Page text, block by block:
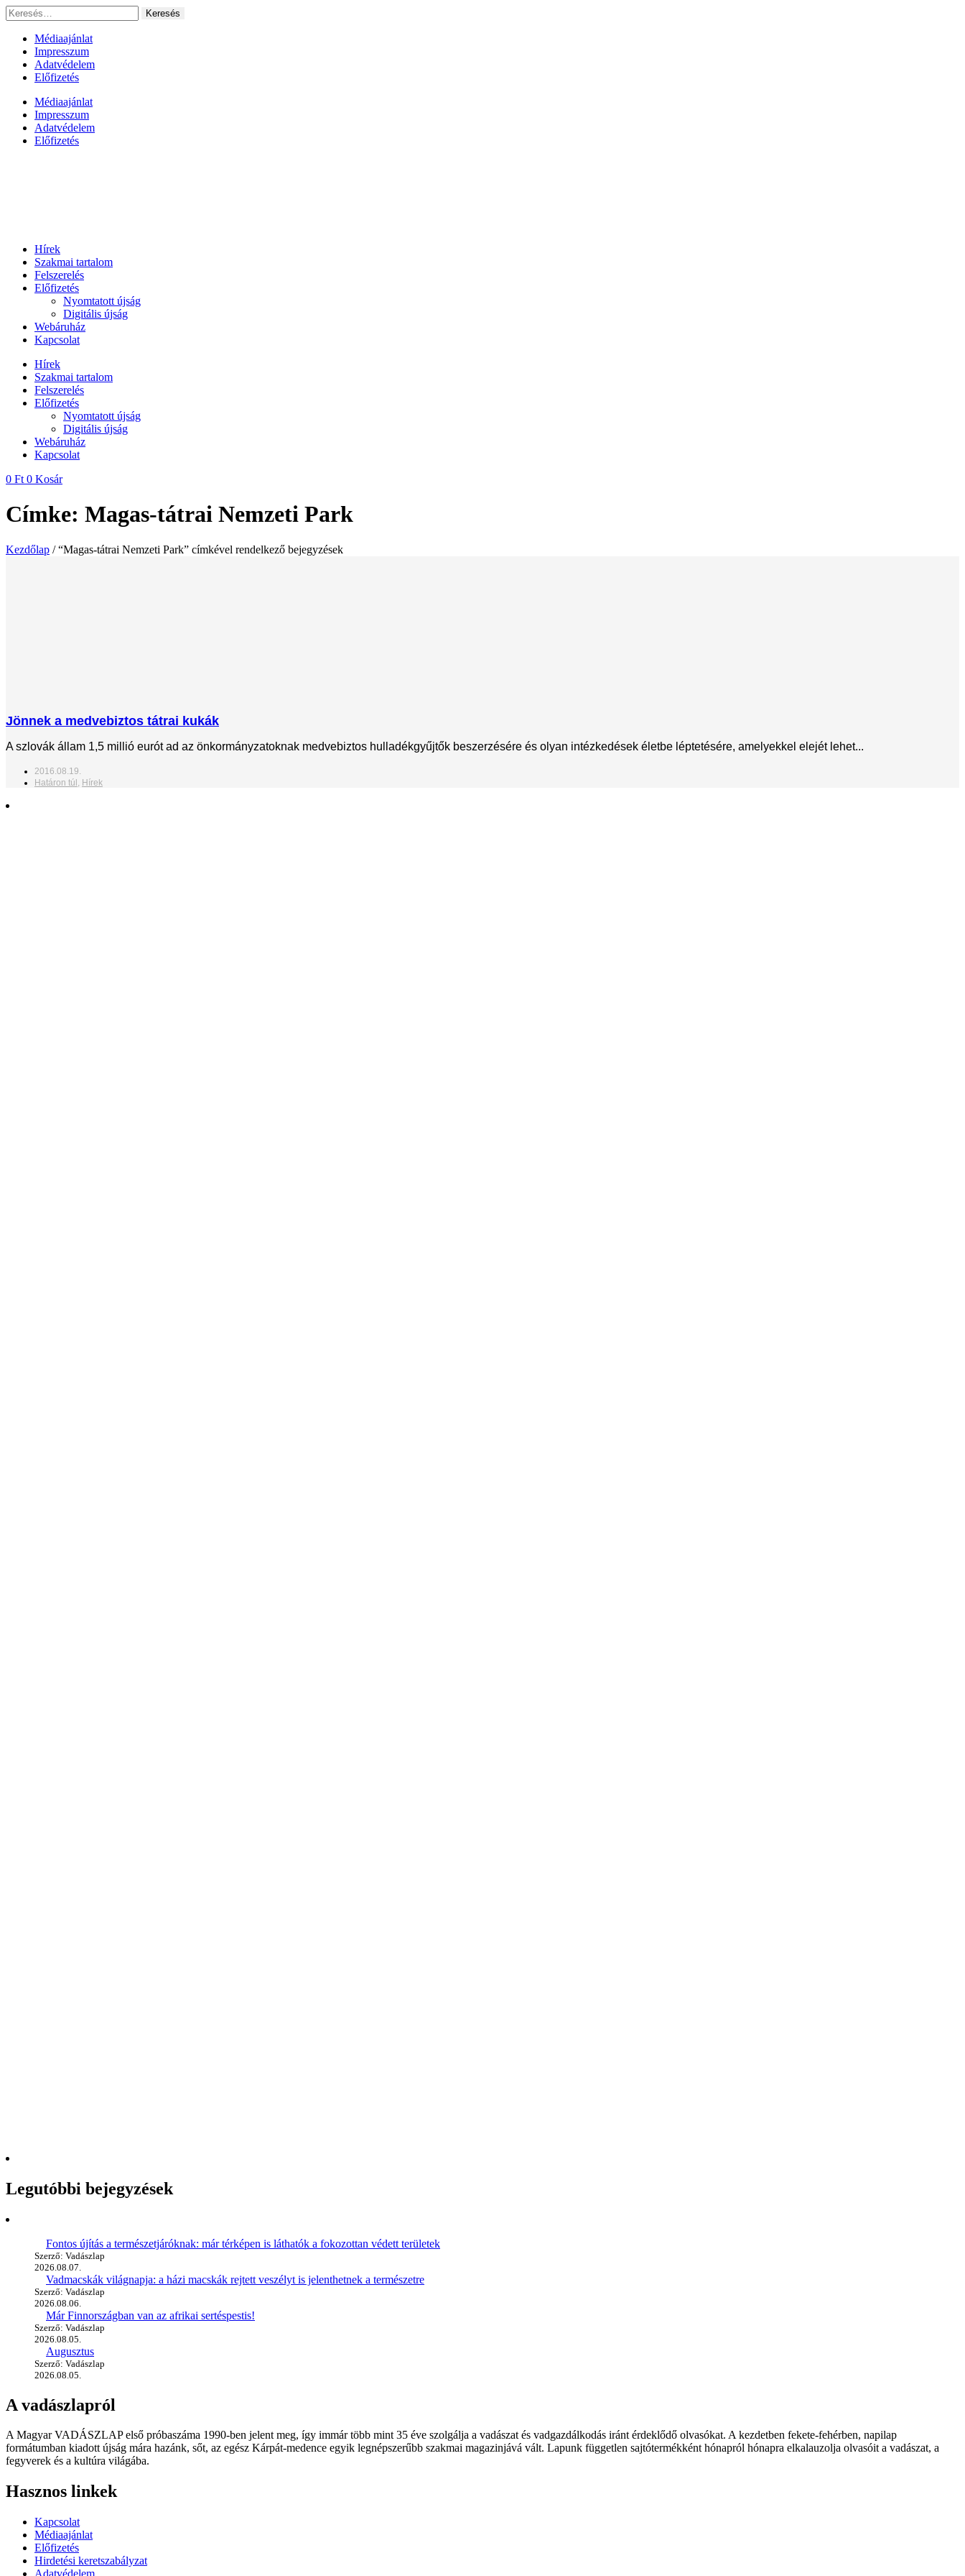
Ugrás
a
tartalomhoz
Keresés:
Médiaajánlat
Impresszum
Adatvédelem
Előfizetés
Médiaajánlat
Impresszum
Adatvédelem
Előfizetés
Hírek
Szakmai tartalom
Felszerelés
Előfizetés
Nyomtatott újság
Digitális újság
Webáruház
Kapcsolat
Hírek
Szakmai tartalom
Felszerelés
Előfizetés
Nyomtatott újság
Digitális újság
Webáruház
Kapcsolat
0 Ft 0 Kosár
Címke: Magas-tátrai Nemzeti Park
Kezdőlap / “Magas-tátrai Nemzeti Park” címkével rendelkező bejegyzések
Jönnek a medvebiztos tátrai kukák
A szlovák állam 1,5 millió eurót ad az önkormányzatoknak medvebiztos hulladékgyűjtők beszerzésére és olyan intézkedések életbe léptetésére, amelyekkel elejét lehet...
2016.08.19.
Határon túl, Hírek
Legutóbbi bejegyzések
Fontos újítás a természetjáróknak: már térképen is láthatók a fokozottan védett területek
Szerző: Vadászlap
2026.08.07.
Vadmacskák világnapja: a házi macskák rejtett veszélyt is jelenthetnek a természetre
Szerző: Vadászlap
2026.08.06.
Már Finnországban van az afrikai sertéspestis!
Szerző: Vadászlap
2026.08.05.
Augusztus
Szerző: Vadászlap
2026.08.05.
A vadászlapról
A Magyar VADÁSZLAP első próbaszáma 1990-ben jelent meg, így immár több mint 35 éve szolgálja a vadászat és vadgazdálkodás iránt érdeklődő olvasókat. A kezdetben fekete-fehérben, napilap
formátumban kiadott újság mára hazánk, sőt, az egész Kárpát-medence egyik legnépszerűbb szakmai magazinjává vált. Lapunk független sajtótermékként hónapról hónapra elkalauzolja olvasóit a vadászat, a
fegyverek és a kultúra világába.
Hasznos linkek
Kapcsolat
Médiaajánlat
Előfizetés
Hirdetési keretszabályzat